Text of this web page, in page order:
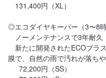
131,400円（XL）
◎エコダイヤキーパー（3〜8時
ノーメンテナンスで3年耐久
新たに開発されたECOプラ
膜で、自然の雨で汚れが落ちや
72,200円（SS）